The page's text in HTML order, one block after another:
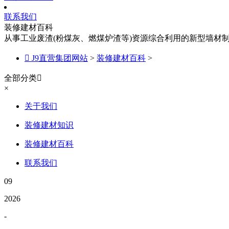
联系我们
装修建材百科
从事工业废渣(粉煤灰、燃煤炉渣等)资源综合利用的新型墙材
 J9直营集团网站 > 装修建材百科 >
全部分类
×
关于我们
装修建材知识
装修建材百科
联系我们
09
2026
-